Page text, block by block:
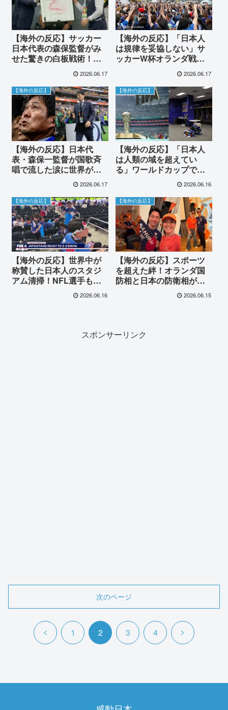
【海外の反応】サッカー
日本代表の森保監督がみ
せた驚きの白板戦術！海
2026.06.17
【海外の反応】「日本人
は規律を妥協しない」サ
ッカーW杯オランダ戦後
の渋谷スクランブル交差
点で見せた驚愕の祝祭マ
ナーに世界が賞賛
2026.06.17
【海外の反応】
【海外の反応】日本代
表・森保一監督が国歌斉
唱で流した涙に世界が感
動！「真の愛国者だ」と
2026.06.17
【海外の反応】
【海外の反応】「日本人
は人類の域を超えてい
る」ワールドカップで日
本代表が残したピカピカ
のロッカールームに世界
が驚愕
2026.06.16
【海外の反応】
【海外の反応】世界中が
称賛した日本人のスタジ
アム清掃！NFL選手も参
加したワールドカップで
2026.06.16
【海外の反応】
【海外の反応】スポーツ
を超えた絆！オランダ国
防相と日本の防衛相がワ
ールドカップを並んで観
2026.06.15
スポンサーリンク
次のページ
前
1 2 3 4
次